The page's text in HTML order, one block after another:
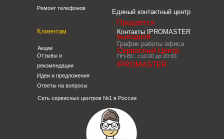
Клиентам
Акции
Сеть сервисных центров №1 в России
Единый контактный центр
Продается
выездной
Сервисный Центр
IPROMASTER
График работы офиса
ПН-ВС: с10:00 до 20:00
Контакты IPROMASTER
Отзывы и
рекомендации
Идеи и предложения
Ответы на вопросы
Ремонт телефонов